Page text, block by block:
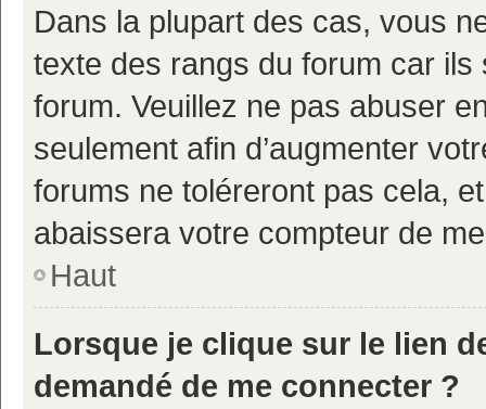
Dans la plupart des cas, vous
texte des rangs du forum car ils
forum. Veuillez ne pas abuser
seulement afin d’augmenter
forums ne toléreront pas cela,
abaissera votre compteur de
Haut
Lorsque je clique sur le lien
demandé de me connecter ?